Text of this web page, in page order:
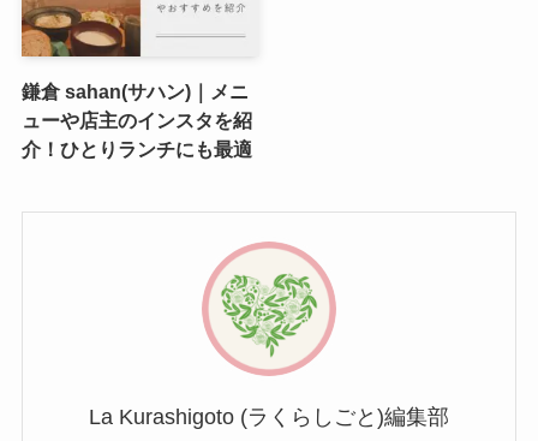
鎌倉 sahan(サハン)｜メニ
ューや店主のインスタを紹
介！ひとりランチにも最適
La Kurashigoto (ラくらしごと)編集部